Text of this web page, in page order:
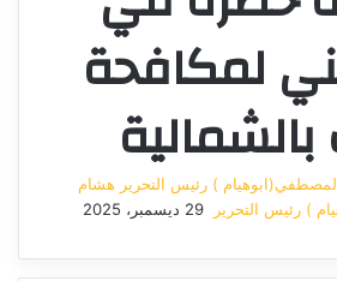
لمكافحة
هشام
) رئيس التحرير
أرسل
إلكترونيا
29 ديسمبر، 2025